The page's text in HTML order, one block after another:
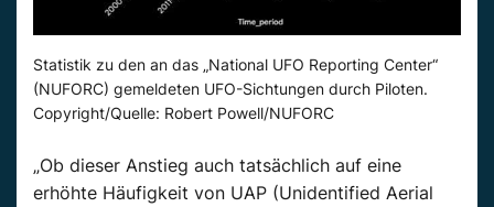
Statistik zu den an das „National UFO Reporting Center“
(NUFORC) gemeldeten UFO-Sichtungen durch Piloten.
Copyright/Quelle: Robert Powell/NUFORC
„Ob dieser Anstieg auch tatsächlich auf eine
erhöhte Häufigkeit von UAP (Unidentified Aerial